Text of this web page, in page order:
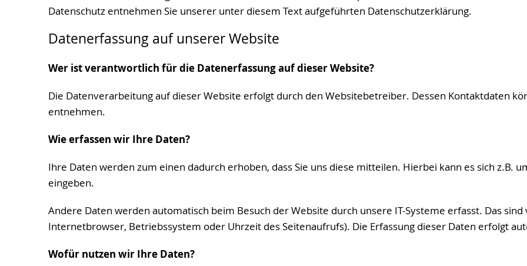
Datenschutz entnehmen Sie unserer unter diesem Text aufgeführten Datenschutzerklärung.
Datenerfassung auf unserer Website
Wer ist verantwortlich für die Datenerfassung auf dieser Website?
Die Datenverarbeitung auf dieser Website erfolgt durch den Websitebetreiber. Dessen Kontaktdaten
entnehmen.
Wie erfassen wir Ihre Daten?
Ihre Daten werden zum einen dadurch erhoben, dass Sie uns diese mitteilen. Hierbei kann es sich z.B.
eingeben.
Andere Daten werden automatisch beim Besuch der Website durch unsere IT-Systeme erfasst. Das
Internetbrowser, Betriebssystem oder Uhrzeit des Seitenaufrufs). Die Erfassung dieser Daten erfolgt
Wofür nutzen wir Ihre Daten?